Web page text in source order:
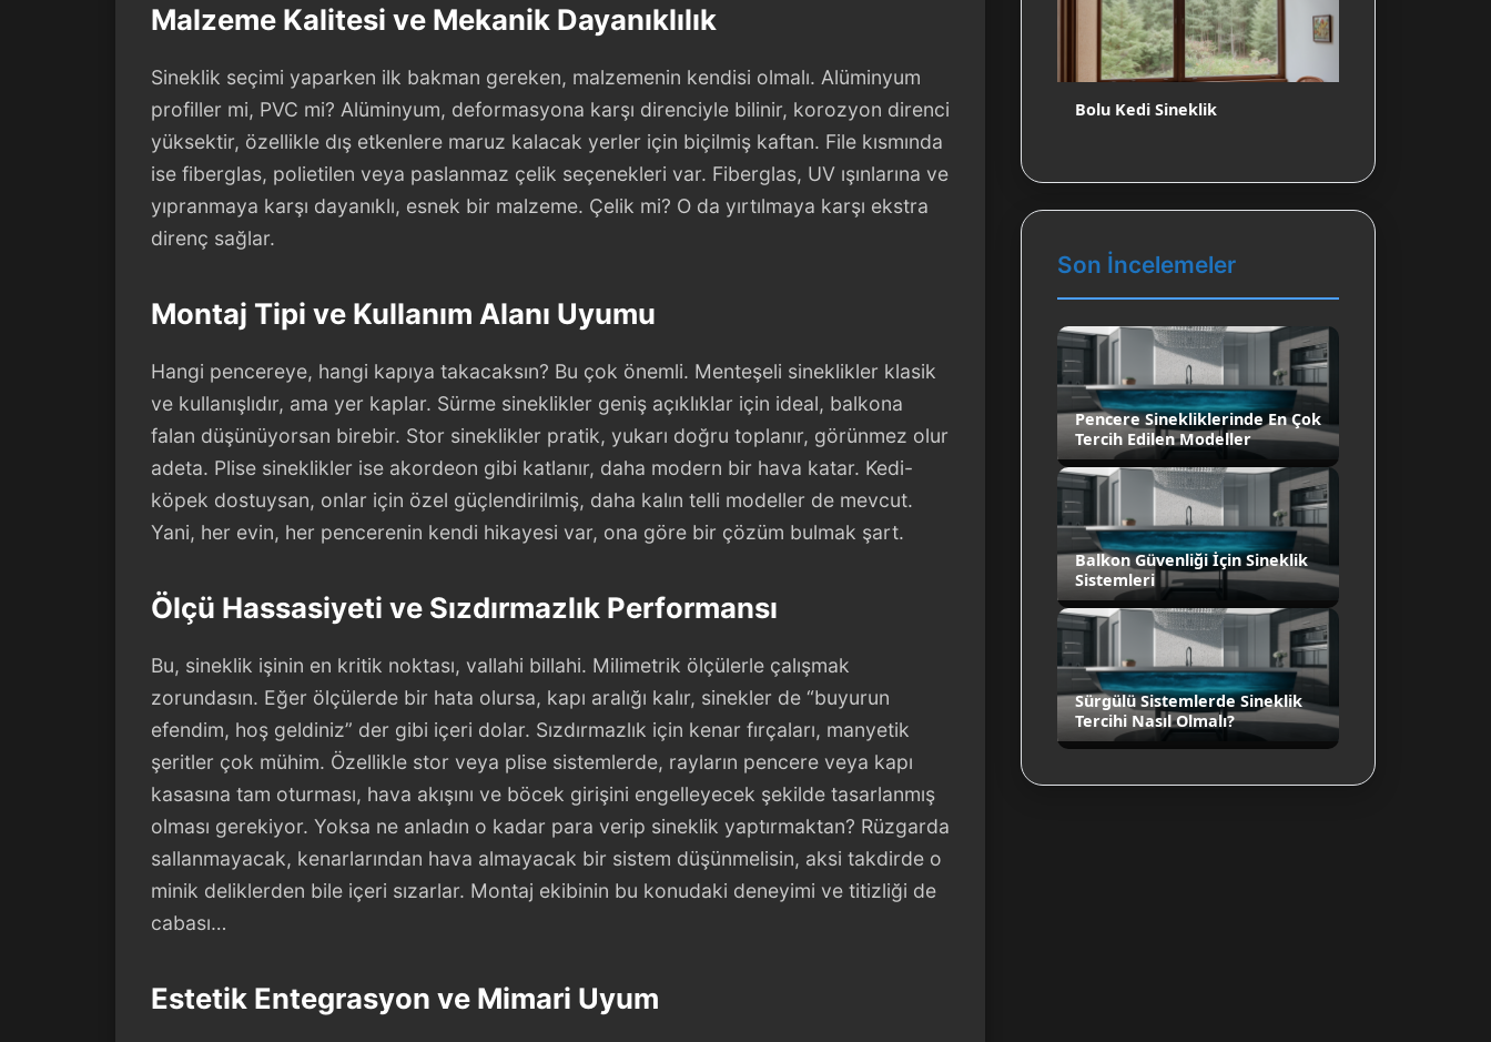
Malzeme Kalitesi ve Mekanik Dayanıklılık
Sineklik seçimi yaparken ilk bakman gereken, malzemenin kendisi olmalı. Alüminyum
profiller mi, PVC mi? Alüminyum, deformasyona karşı direnciyle bilinir, korozyon direnci
yüksektir, özellikle dış etkenlere maruz kalacak yerler için biçilmiş kaftan. File kısmında
ise fiberglas, polietilen veya paslanmaz çelik seçenekleri var. Fiberglas, UV ışınlarına ve
yıpranmaya karşı dayanıklı, esnek bir malzeme. Çelik mi? O da yırtılmaya karşı ekstra
direnç sağlar.
Montaj Tipi ve Kullanım Alanı Uyumu
Hangi pencereye, hangi kapıya takacaksın? Bu çok önemli. Menteşeli sineklikler klasik
ve kullanışlıdır, ama yer kaplar. Sürme sineklikler geniş açıklıklar için ideal, balkona
falan düşünüyorsan birebir. Stor sineklikler pratik, yukarı doğru toplanır, görünmez olur
adeta. Plise sineklikler ise akordeon gibi katlanır, daha modern bir hava katar. Kedi-
köpek dostuysan, onlar için özel güçlendirilmiş, daha kalın telli modeller de mevcut.
Yani, her evin, her pencerenin kendi hikayesi var, ona göre bir çözüm bulmak şart.
Ölçü Hassasiyeti ve Sızdırmazlık Performansı
Bu, sineklik işinin en kritik noktası, vallahi billahi. Milimetrik ölçülerle çalışmak
zorundasın. Eğer ölçülerde bir hata olursa, kapı aralığı kalır, sinekler de “buyurun
efendim, hoş geldiniz” der gibi içeri dolar. Sızdırmazlık için kenar fırçaları, manyetik
şeritler çok mühim. Özellikle stor veya plise sistemlerde, rayların pencere veya kapı
kasasına tam oturması, hava akışını ve böcek girişini engelleyecek şekilde tasarlanmış
olması gerekiyor. Yoksa ne anladın o kadar para verip sineklik yaptırmaktan? Rüzgarda
sallanmayacak, kenarlarından hava almayacak bir sistem düşünmelisin, aksi takdirde o
minik deliklerden bile içeri sızarlar. Montaj ekibinin bu konudaki deneyimi ve titizliği de
cabası…
Estetik Entegrasyon ve Mimari Uyum
Bolu Kedi Sineklik
Son İncelemeler
Pencere Sinekliklerinde En Çok
Tercih Edilen Modeller
Balkon Güvenliği İçin Sineklik
Sistemleri
Sürgülü Sistemlerde Sineklik
Tercihi Nasıl Olmalı?